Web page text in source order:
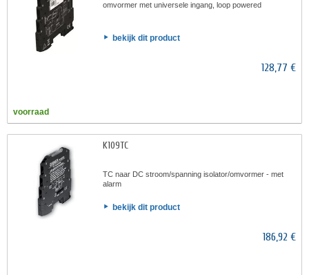
omvormer met universele ingang, loop powered
bekijk dit product
128,77 €
voorraad
K109TC
TC naar DC stroom/spanning isolator/omvormer - met
alarm
bekijk dit product
186,92 €